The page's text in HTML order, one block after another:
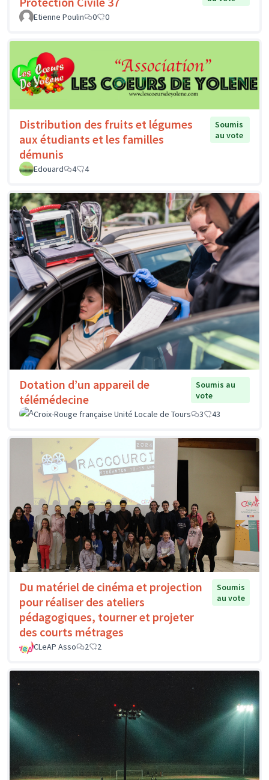
Etienne Poulin
0 0
Distribution des fruits et légumes
aux étudiants et les familles
démunis
Soumis
au vote
Edouard 4 4
Dotation d’un appareil de
télémédecine
Soumis au
vote
Croix-Rouge française Unité Locale de Tours
3 43
Du matériel de cinéma et projection
pour réaliser des ateliers
pédagogiques, tourner et projeter
des courts métrages
Soumis
au vote
CLeAP Asso 2 2